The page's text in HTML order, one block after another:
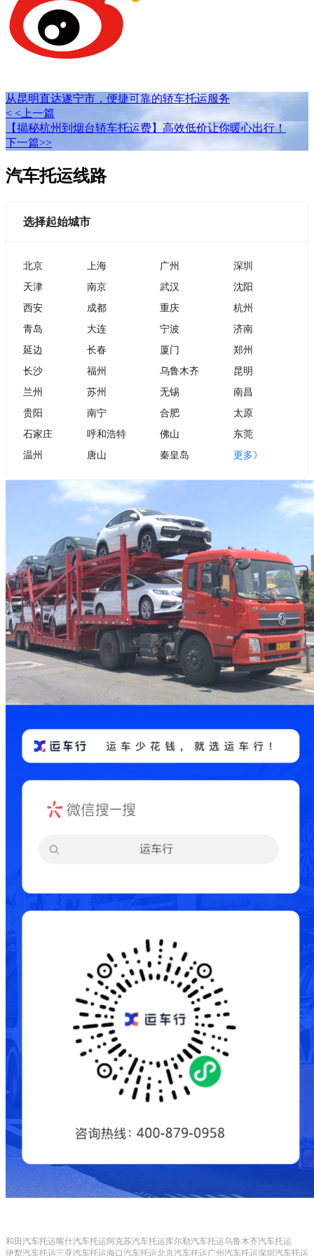
从昆明直达遂宁市，便捷可靠的轿车托运服务
< <上一篇
【揭秘杭州到烟台轿车托运费】高效低价让你暖心出行！
下一篇>>
汽车托运线路
选择起始城市
北京 上海 广州
深圳
天津
南京 武汉
沈阳
西安
成都 重庆
杭州
青岛
大连 宁波
济南
延边
长春 厦门
郑州
长沙
福州 乌鲁木齐
昆明
兰州
苏州 无锡
南昌
贵阳
南宁 合肥
太原
石家庄
呼和浩特 佛山
东莞
温州
唐山 秦皇岛 更多》
和田汽车托运喀什汽车托运 阿克苏汽车托运库尔勒汽车托运乌鲁木齐汽车托运
伊犁汽车托运三亚汽车托运海口汽车托运北京汽车托运广州汽车托运深圳汽车托运